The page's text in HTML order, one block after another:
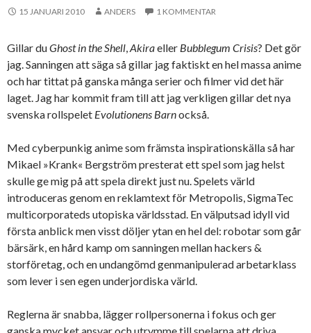
15 JANUARI 2010 ANDERS 1 KOMMENTAR
Gillar duGhost in the Shell,Akiraeller Bubblegum Crisis? Det gör
jag. Sanningen att säga så gillar jag faktiskt en hel massa anime
och har tittat på ganska många serier och filmer vid det här
laget. Jag har kommit fram till att jag verkligen gillar det nya
svenska rollspelet Evolutionens Barnockså.
Med cyberpunkig anime som främsta inspirationskälla så har
Mikael »Krank« Bergström presterat ett spel som jag helst
skulle ge mig på att spela direkt just nu. Spelets värld
introduceras genom en reklamtext för Metropolis, SigmaTec
multicorporateds utopiska världsstad. En välputsad idyll vid
första anblick men visst döljer ytan en hel del: robotar som går
bärsärk, en hård kamp om sanningen mellan hackers &
storföretag, och en undangömd genmanipulerad arbetarklass
som lever i sen egen underjordiska värld.
Reglerna är snabba, lägger rollpersonerna i fokus och ger